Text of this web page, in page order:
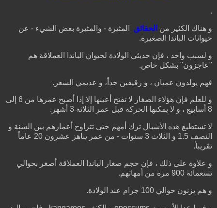
.
و هناك الكثير من الحقائق المثيرة - والمثيرة بعض الشيء - عن
حيوانات الباندا الصغيرة.
و لسبب واحد ، فإن حديثي الولادة لحيوان الباندا العملاقة هم
"عاجزون" بشكل خاص.
فهم يولدون عميان ، و رقيقين جداً، و عديمي الشعر.
و للعلم فإن هؤلاء الصغار لا تفتح أعينها إلا إذا أصبح عمرها من 6 إلى
8 أسابيع ، و لا يمكنها الحركة قبل عمر الثلاثة 3 أشهر.
لا تستطيع هذه الأشبال ترك أمهم حتى تتراوح أعمارهم بين السنة و
النصف 1.5 و الثلاث 3 سنوات - من عمر يناهز عشرون 20 عاماً
تقريباً.
و علاوة على ذلك ، فإن حجم صغار الباندا العملاقة أصغر بحوالي
تسعمائة 900 مرة من أمهاتهم.
و هم يزنون حوالي 100 جرام عند الولادة.